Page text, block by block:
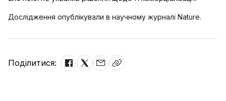
Дослідження опублікували в научному журналі Nature.
Поділитися: